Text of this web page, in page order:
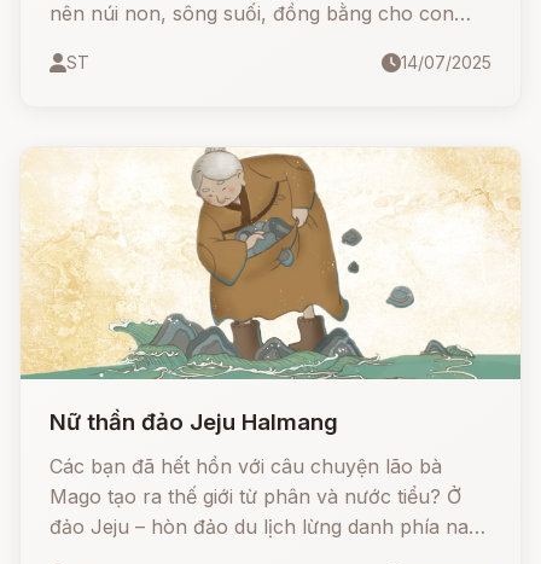
nên núi non, sông suối, đồng bằng cho con
rằng, bà đã sinh ra 12 cô con gái xinh đẹp, mỗi
ST 14/07/2025
Nữ thần đảo Jeju Halmang
Các bạn đã hết hồn với câu chuyện lão bà
Mago tạo ra thế giới từ phân và nước tiểu? Ở
đảo Jeju – hòn đảo du lịch lừng danh phía nam